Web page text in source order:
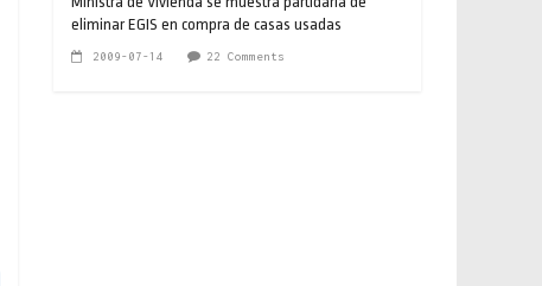
eliminar EGIS en compra de casas usadas
2009-07-14 22 Comments